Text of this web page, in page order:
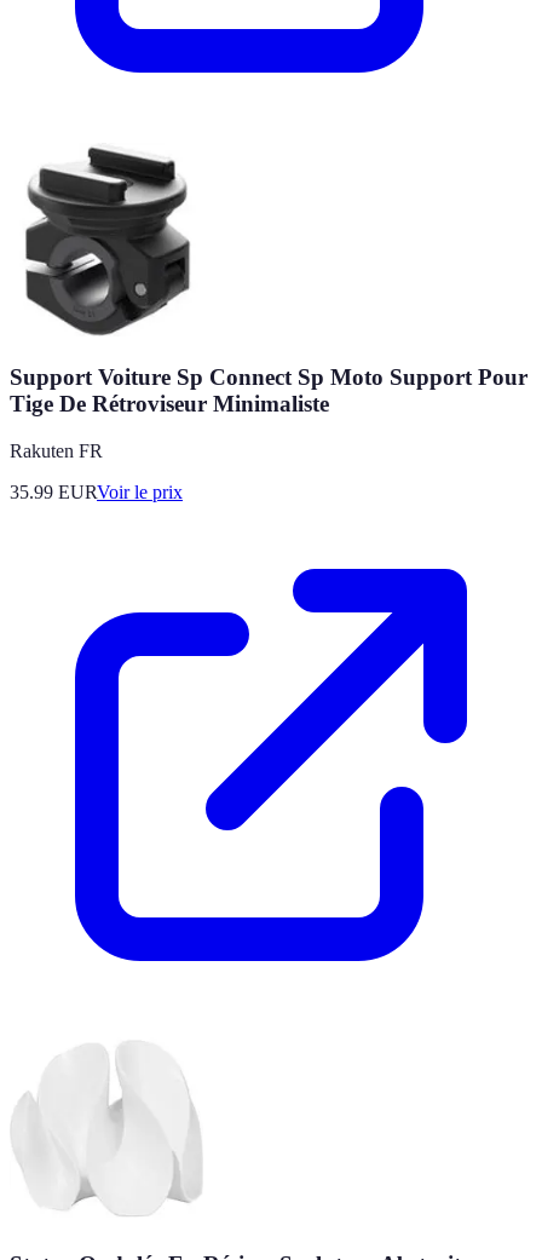
Support Voiture Sp Connect Sp Moto Support Pour
Tige De Rétroviseur Minimaliste
Rakuten FR
35.99 EURVoir le prix